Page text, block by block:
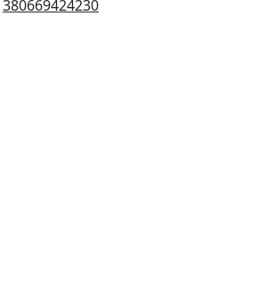
380669424230